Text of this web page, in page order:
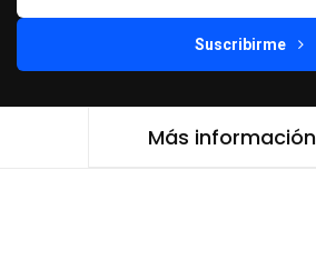
Suscribirme
Más información